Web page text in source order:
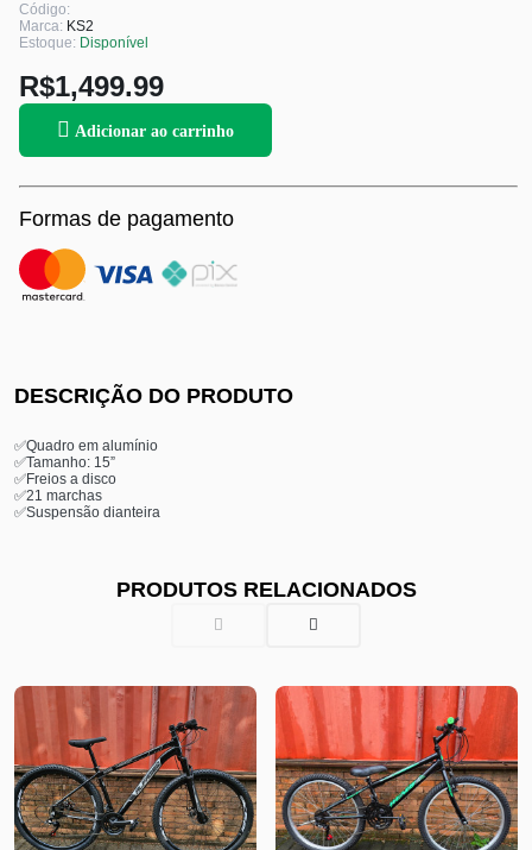
Código:
Marca: KS2
Estoque: Disponível
R$1,499.99
Adicionar ao carrinho
Formas de pagamento
DESCRIÇÃO DO PRODUTO
✅Quadro em alumínio
✅Tamanho: 15”
✅Freios a disco
✅21 marchas
✅Suspensão dianteira
PRODUTOS RELACIONADOS